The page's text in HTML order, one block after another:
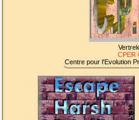
CPER
Centre pour l'Evolution